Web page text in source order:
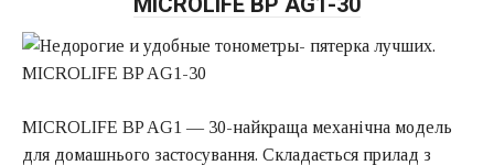
MICROLIFE BP AG1 — 30-найкраща механічна модель
для домашнього застосування. Складається прилад з